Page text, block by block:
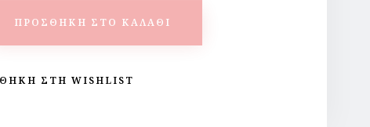
ΠΡΟΣΘΉΚΗ ΣΤΟ ΚΑΛΆΘΙ
ΣΤΗ WISHLIST